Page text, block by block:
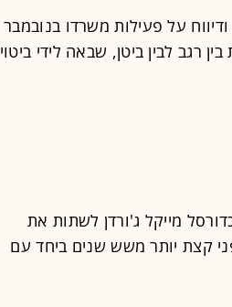
על פעילות משרדו בנובמבר
רגב לבין ביטן, שבאה לידי ביטוי
מייקל ג'ורדן לשתות את
קצת יותר משש שנים ביחד עם